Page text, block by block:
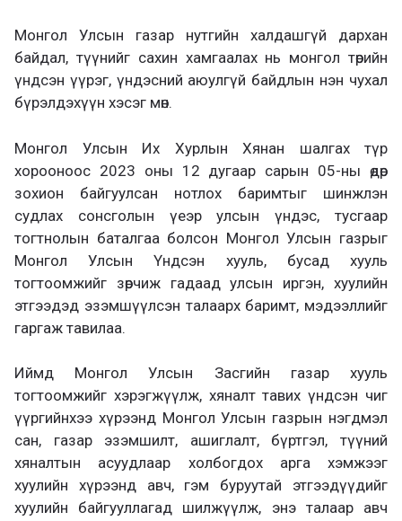
Монгол Улсын газар нутгийн халдашгүй дархан
байдал, түүнийг сахин хамгаалах нь монгол төрийн
үндсэн үүрэг, үндэсний аюулгүй байдлын нэн чухал
бүрэлдэхүүн хэсэг мөн.
Монгол Улсын Их Хурлын Хянан шалгах түр
хорооноос 2023 оны 12 дугаар сарын 05-ны өдөр
зохион байгуулсан нотлох баримтыг шинжлэн
судлах сонсголын үеэр улсын үндэс, тусгаар
тогтнолын баталгаа болсон Монгол Улсын газрыг
Монгол Улсын Үндсэн хууль, бусад хууль
тогтоомжийг зөрчиж гадаад улсын иргэн, хуулийн
этгээдэд эзэмшүүлсэн талаарх баримт, мэдээллийг
гаргаж тавилаа.
Иймд Монгол Улсын Засгийн газар хууль
тогтоомжийг хэрэгжүүлж, хяналт тавих үндсэн чиг
үүргийнхээ хүрээнд Монгол Улсын газрын нэгдмэл
сан, газар эзэмшилт, ашиглалт, бүртгэл, түүний
хяналтын асуудлаар холбогдох арга хэмжээг
хуулийн хүрээнд авч, гэм буруутай этгээдүүдийг
хуулийн байгууллагад шилжүүлж, энэ талаар авч